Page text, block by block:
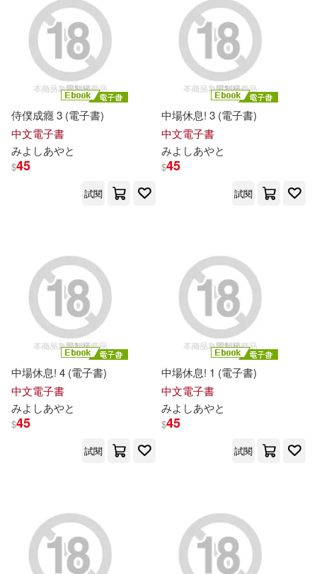
侍僕成癮 3 (電子書)
中文電子書
みよ しあやと
$45
試閱
中場休息! 3 (電子書)
中文電子書
みよ しあやと
$45
試閱
中場休息! 4 (電子書)
中文電子書
みよ しあやと
$45
試閱
中場休息! 1 (電子書)
中文電子書
みよ しあやと
$45
試閱